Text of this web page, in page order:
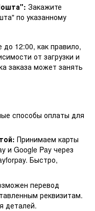
Закажите
по указанному
12:00, как правило,
от загрузки и
заказа может занять
способы оплаты для
Принимаем карты
и Google Pay через
Быстро,
перевод
реквизитам.
деталей.